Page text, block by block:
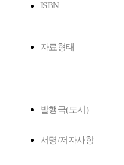
ISBN
자료형태
발행국(도시)
서명/저자사항